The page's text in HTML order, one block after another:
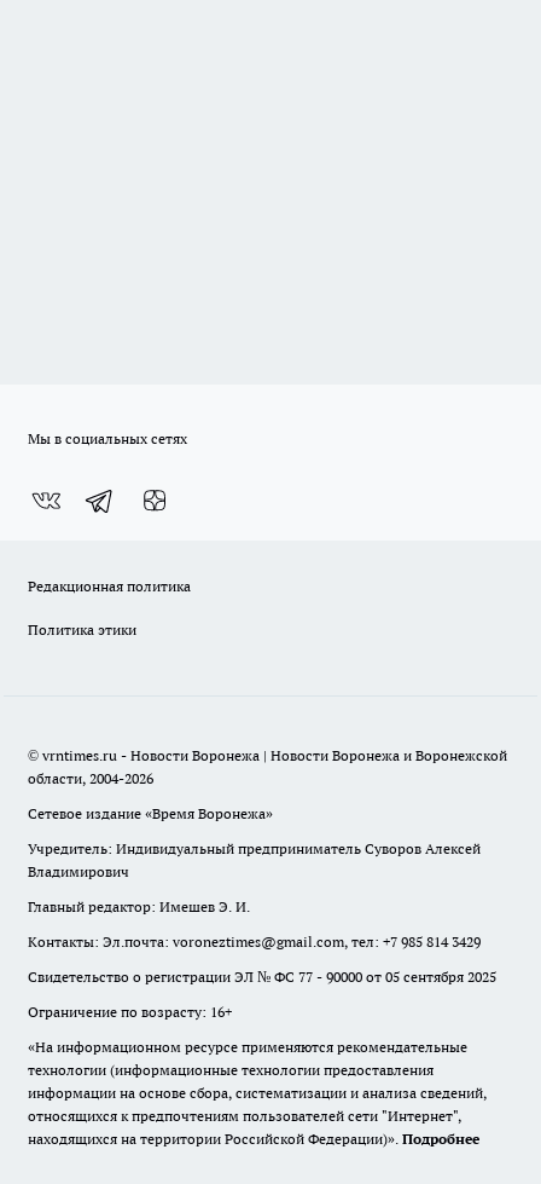
Мы в социальных сетях
Редакционная политика
Политика этики
© vrntimes.ru - Новости Воронежа | Новости Воронежа и Воронежской
области, 2004-2026
Сетевое издание «Время Воронежа»
Учредитель: Индивидуальный предприниматель Суворов Алексей
Владимирович
Главный редактор: Имешев Э. И.
Контакты: Эл.почта: voroneztimes@gmail.com, тел: +7 985 814 3429
Свидетельство о регистрации ЭЛ № ФС 77 - 90000 от 05 сентября 2025
Ограничение по возрасту: 16+
«На информационном ресурсе применяются рекомендательные
технологии (информационные технологии предоставления
информации на основе сбора, систематизации и анализа сведений,
относящихся к предпочтениям пользователей сети "Интернет",
находящихся на территории Российской Федерации)». Подробнее